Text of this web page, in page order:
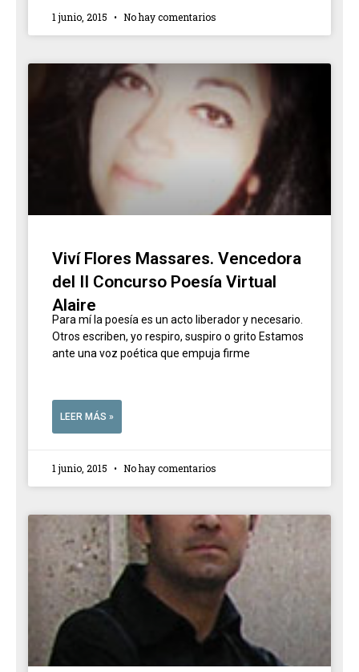
1 junio, 2015 No hay comentarios
Viví Flores Massares. Vencedora
del II Concurso Poesía Virtual
Alaire
Para mí la poesía es un acto liberador y necesario.
Otros escriben, yo respiro, suspiro o grito Estamos
ante una voz poética que empuja firme
LEER MÁS »
1 junio, 2015 No hay comentarios